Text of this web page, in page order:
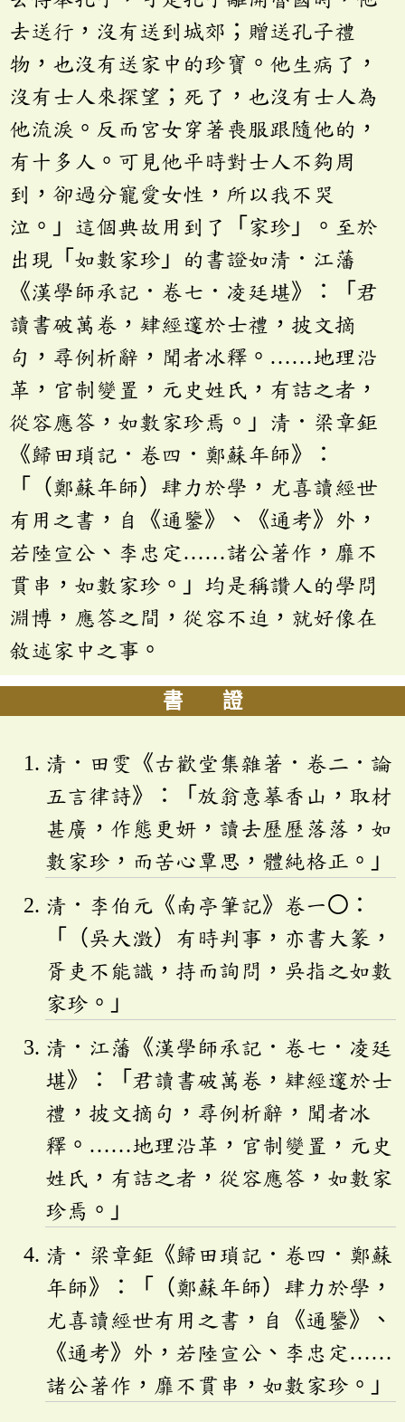
去送行，沒有送到城郊；贈送孔子禮
物，也沒有送家中的珍寶。他生病了，
沒有士人來探望；死了，也沒有士人為
他流淚。反而宮女穿著喪服跟隨他的，
有十多人。可見他平時對士人不夠周
到，卻過分寵愛女性，所以我不哭
泣。」這個典故用到了「家珍」。至於
出現「如數家珍」的書證如清．江藩
《漢學師承記．卷七．凌廷堪》：「君
讀書破萬卷，肄經邃於士禮，披文摘
句，尋例析辭，聞者冰釋。……地理沿
革，官制變置，元史姓氏，有詰之者，
從容應答，如數家珍焉。」清．梁章鉅
《歸田瑣記．卷四．鄭蘇年師》：
「（鄭蘇年師）肆力於學，尤喜讀經世
有用之書，自《通鑒》、《通考》外，
若陸宣公、李忠定……諸公著作，靡不
貫串，如數家珍。」均是稱讚人的學問
淵博，應答之間，從容不迫，就好像在
敘述家中之事。
書 證
清．田雯《古歡堂集雜著．卷二．論
五言律詩》：「放翁意摹香山，取材
甚廣，作態更妍，讀去歷歷落落，如
數家珍，而苦心覃思，體純格正。」
清．李伯元《南亭筆記》卷一〇：
「（吳大澂）有時判事，亦書大篆，
胥吏不能識，持而詢問，吳指之如數
家珍。」
清．江藩《漢學師承記．卷七．凌廷
堪》：「君讀書破萬卷，肄經邃於士
禮，披文摘句，尋例析辭，聞者冰
釋。……地理沿革，官制變置，元史
姓氏，有詰之者，從容應答，如數家
珍焉。」
清．梁章鉅《歸田瑣記．卷四．鄭蘇
年師》：「（鄭蘇年師）肆力於學，
尤喜讀經世有用之書，自《通鑒》、
《通考》外，若陸宣公、李忠定……
諸公著作，靡不貫串，如數家珍。」